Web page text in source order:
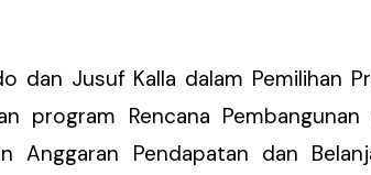
dan Jusuf Kalla dalam Pemilihan
program Rencana Pembangunan
Anggaran Pendapatan dan